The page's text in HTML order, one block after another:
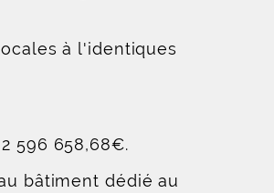
à l'identiques
596 658,68€.
bâtiment dédié au